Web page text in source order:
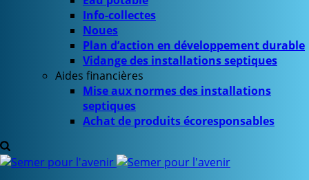
Info-collectes
Noues
Plan d’action en développement durable
Vidange des installations septiques
Aides financières
Mise aux normes des installations
septiques
Achat de produits écoresponsables